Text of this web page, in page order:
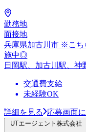
勤務地
面接地
兵庫県加古川市 ※こち
施中◎
日岡駅、加古川駅、神
交通費支給
未経験OK
詳細を見る 応募画面
UTエージェント株式会